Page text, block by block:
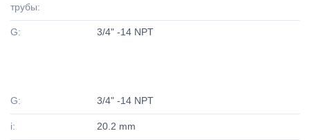
трубы:
G: 3/4" -14 NPT
G: 3/4" -14 NPT
i: 20.2 mm